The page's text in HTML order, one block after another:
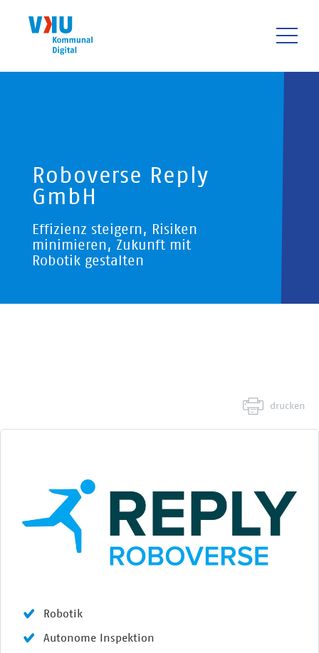
Roboverse Reply
GmbH
Effizienz steigern, Risiken
minimieren, Zukunft mit
Robotik gestalten
drucken
Robotik
Autonome Inspektion